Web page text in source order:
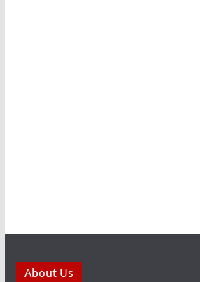
About Us